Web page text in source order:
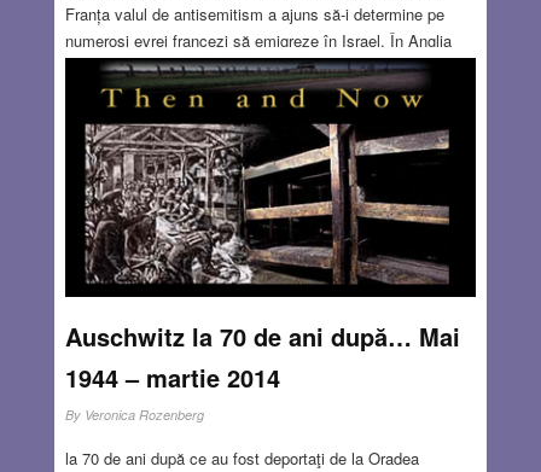
Franța valul de antisemitism a ajuns să-i determine pe
numeroși evrei francezi să emigreze în Israel. În Anglia
președintele partidului laburist, Jeremy Corbyn, face
declarații antisemite , partidul său a fost sub ancheta
Scotland Yardului, sub acuzaţia de incitare rasială; 80 la
sută din evreii din Marea Britanie și-ar părăsi țara dacă
Corbyn ar ieși învingător în alegerile pentru parlament !! În
Belgia și țările scandinave situația nu-i mai bună
Read
more…
NOV 22, 2018 1 COMMENT
Auschwitz la 70 de ani după… Mai
1944 – martie 2014
By Veronica Rozenberg
la 70 de ani după ce au fost deportaţi de la Oradea